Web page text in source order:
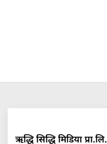
ऋद्धि सिद्धि मिडिया प्रा.लि.